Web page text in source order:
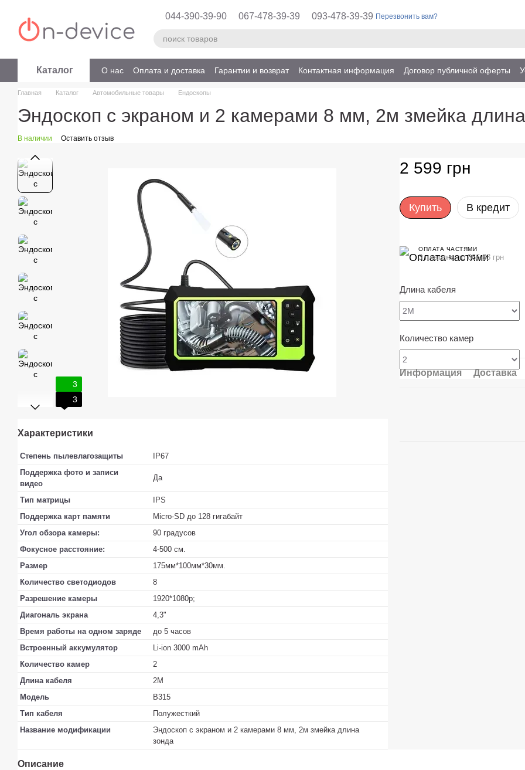
044-390-39-90 067-478-39-39 093-478-39-39 Перезвонить вам?
Каталог О нас Оплата и доставка Гарантии и возврат Контактная информация Договор публичной оферты
Главная Каталог Автомобильные товары Ендоскопы
Эндоскоп с экраном и 2 камерами 8 мм, 2м змейка
В наличии Оставить отзыв
3
3
Характеристики
Степень пылевлагозащиты
IP67
Поддержка фото и записи
видео
Да
Тип матрицы
IPS
Поддержка карт памяти
Micro-SD до 128 гигабайт
Угол обзора камеры:
90 градусов
Фокусное расстояние:
4-500 см.
Размер
175мм*100мм*30мм.
Количество светодиодов
8
Разрешение камеры
1920*1080p;
Диагональ экрана
4,3"
Время работы на одном заряде
до 5 часов
Встроенный аккумулятор
Li-ion 3000 mAh
Количество камер
2
Длина кабеля
2М
Модель
B315
Тип кабеля
Полужесткий
Название модификации
Эндоскоп с экраном и 2 камерами 8 мм, 2м змейка длина
зонда
2 599 грн
Купить В кредит
ОПЛАТА ЧАСТЯМИ
3 платежа по 866.33 грн
Длина кабеля
Количество камер
Информация Доставка
Описание